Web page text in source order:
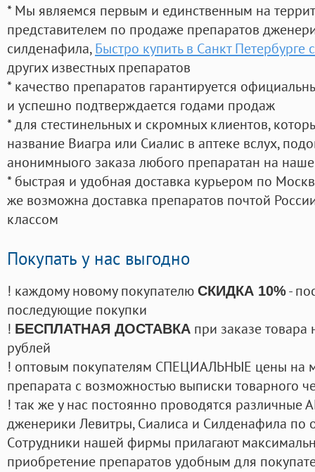
* Мы являемся первым и единственным на
представителем по продаже препаратов
силденафила, Быстро купить в Санкт Петербурге
других известных препаратов
* качество препаратов гарантируется
и успешно подтверждается годами продаж
* для стестинельных и скромных клиентов,
название Виагра или Сиалис в аптеке вслух,
анонимныого заказа любого препаратан на
* быстрая и удобная доставка курьером по
же возможна доставка препаратов почтой
классом
Покупать у нас выгодно
! каждому новому покупателю СКИДКА 10%-
последующие покупки
! БЕСПЛАТНАЯ ДОСТАВКА при заказе
рублей
! оптовым покупателям СПЕЦИАЛЬНЫЕ цены на
препарата с возможностью выписки товарного
! так же у нас постоянно проводятся
дженерики Левитры, Сиалиса и Силденафила по
Cотрудники нашей фирмы прилагают
приобретение препаратов удобным для